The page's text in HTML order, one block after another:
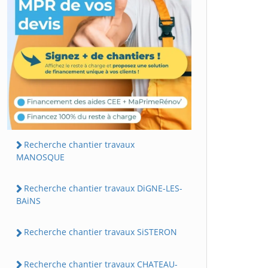
Recherche chantier travaux
MANOSQUE
Recherche chantier travaux DiGNE-LES-
BAiNS
Recherche chantier travaux SiSTERON
Recherche chantier travaux CHATEAU-